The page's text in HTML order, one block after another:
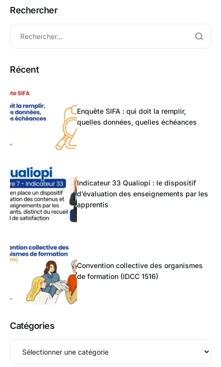
Rechercher
Récent
Enquête SIFA : qui doit la remplir,
quelles données, quelles échéances
Indicateur 33 Qualiopi : le dispositif
d’évaluation des enseignements par les
apprentis
Convention collective des organismes
de formation (IDCC 1516)
Catégories